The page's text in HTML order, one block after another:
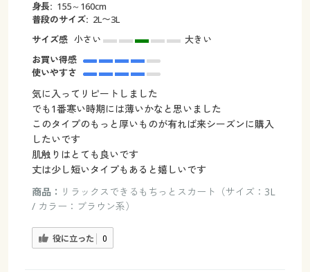
身長: 155～160cm
普段のサイズ: 2L〜3L
サイズ感 小さい
大きい
お買い得感
使いやすさ
気に入ってリピートしました
でも1番寒い時期には薄いかなと思いました
このタイプのもっと厚いものが有れば来シーズンに購入
したいです
肌触りはとても良いです
丈は少し短いタイプもあると嬉しいです
商品： リラックスできるもちっとスカート（サイズ：3L
/ カラー：ブラウン系）
役に立った 0